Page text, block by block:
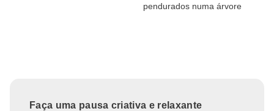
pendurados numa árvore
Faça uma pausa criativa e relaxante